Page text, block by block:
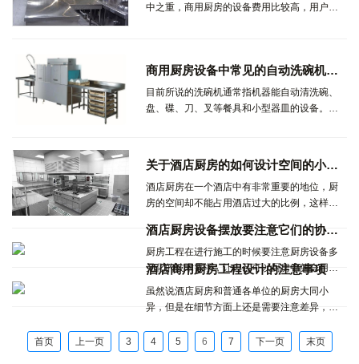
中之重，商用厨房的设备费用比较高，用户肯
商用厨房设备中常见的自动洗碗机种类
目前所说的洗碗机通常指机器能自动清洗碗、
盘、碟、刀、叉等餐具和小型器皿的设备。洗
能力上。在商用洗碗机领域，随着被清洗器具
数量与型式的增加...
关于酒店厨房的如何设计空间的小知识
酒店厨房在一个酒店中有非常重要的地位，厨
房的空间却不能占用酒店过大的比例，这样才
此，如何高效的利用酒店的厨房空间，让它们
竟可能发挥工作效率，支持前端餐厅的服务这
就是一个非常专业的问题。...
酒店厨房设备摆放要注意它们的协调性
厨房工程在进行施工的时候要注意厨房设备多
元化的技术需求，让自己可以厨房中的会用更
加的方便让厨房更加整洁。...
酒店商用厨房工程设计的注意事项
虽然说酒店厨房和普通各单位的厨房大同小
异，但是在细节方面上还是需要注意差异，做
来进行厨房设计....
首页 上一页 3 4 5 6 7 下一页 末页